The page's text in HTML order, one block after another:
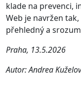
klade na prevenci,
Web je navržen
přehledný a
Praha, 13.5.2026
Autor: Andrea